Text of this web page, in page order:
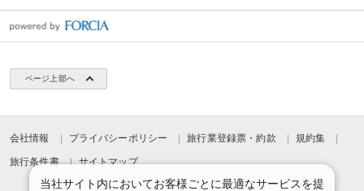
ページ上部へ
会社情報 プライバシーポリシー 旅行業登録票・約款 規約集
旅行条件書 サイトマップ
当社サイト内においてお客様ごとに最適なサービスを提